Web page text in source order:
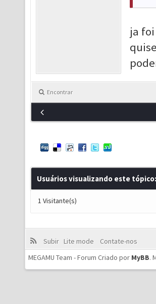
ja
Encontrar
Usuários visualizando este tópico:
1 Visitante(s)
Subir Lite mode
Contate-nos
MEGAMU Team - Forum Criado por MyBB.